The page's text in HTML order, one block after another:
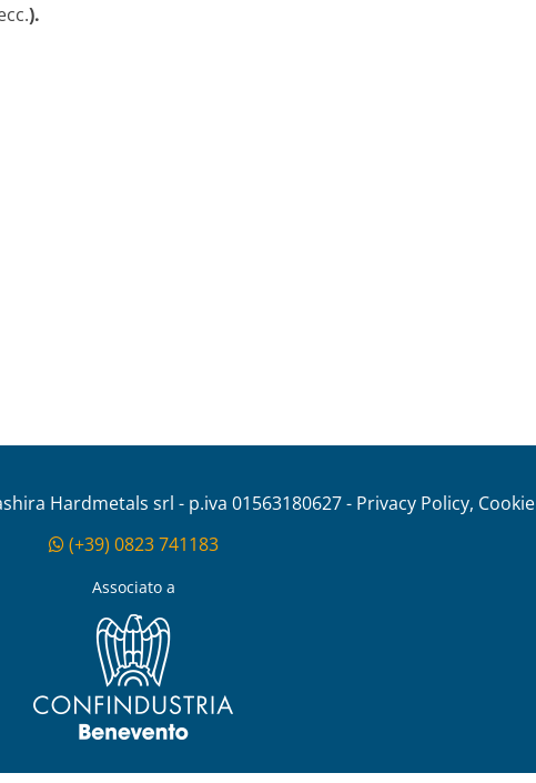
).
Hardmetals srl - p.iva 01563180627 - Privacy Policy, Cookie
(+39) 0823 741183
Associato a